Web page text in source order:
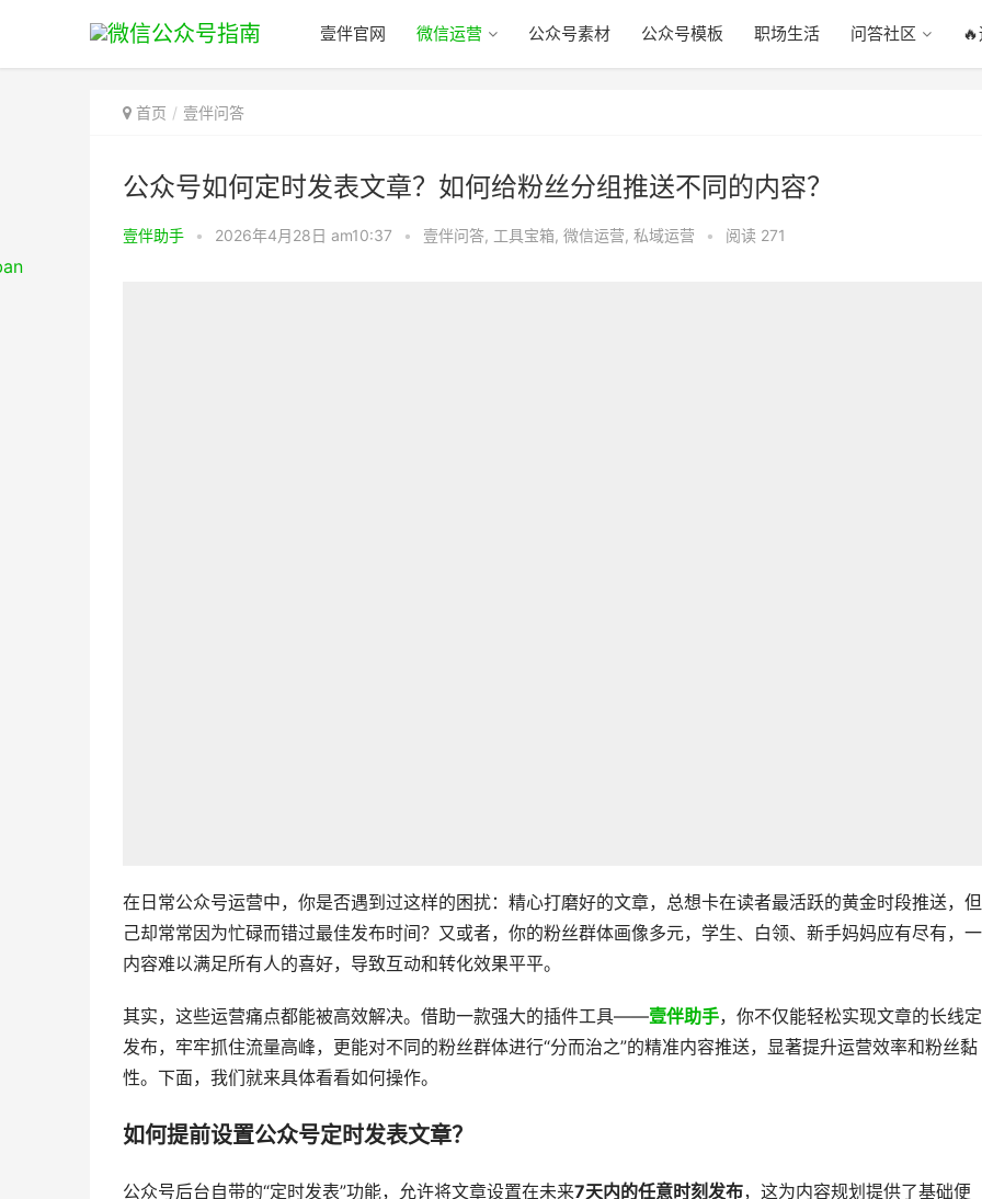
壹伴官网 微信运营 公众号素材 公众号模板 职场生活 问答社区
首页 壹伴问答
公众号如何定时发表文章？如何给粉丝分组推送不同的内容？
壹伴助手 • 2026年4月28日 am10:37 • 壹伴问答, 工具宝箱, 微信运营, 私域运营 • 阅读 271
在日常公众号运营中，你是否遇到过这样的困扰：精心打磨好的文章，总想卡在读者最活跃的黄金时段推送，
己却常常因为忙碌而错过最佳发布时间？又或者，你的粉丝群体画像多元，学生、白领、新手妈妈应有尽有，
内容难以满足所有人的喜好，导致互动和转化效果平平。
其实，这些运营痛点都能被高效解决。借助一款强大的插件工具——壹伴助手，你不仅能轻松实现文章的长线
发布，牢牢抓住流量高峰，更能对不同的粉丝群体进行“分而治之”的精准内容推送，显著提升运营效率和粉丝黏
性。下面，我们就来具体看看如何操作。
如何提前设置公众号定时发表文章？
公众号后台自带的“定时发表”功能，允许将文章设置在未来7天内的任意时刻发布，这为内容规划提供了基础便